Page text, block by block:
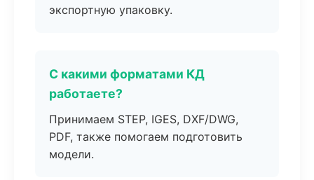
экспортную упаковку.
С какими форматами КД
работаете?
Принимаем STEP, IGES, DXF/DWG,
PDF, также помогаем подготовить
модели.